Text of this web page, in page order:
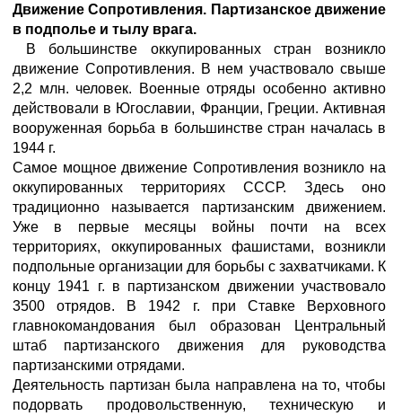
Движение Сопротивления. Партизанское движение
в подполье и тылу врага.
В большинстве оккупированных стран возникло
движение Сопротивления. В нем участвовало свыше
2,2 млн. человек. Военные отряды особенно активно
действовали в Югославии, Франции, Греции. Активная
вооруженная борьба в большинстве стран началась в
1944 г.
Самое мощное движение Сопротивления возникло на
оккупированных территориях СССР. Здесь оно
традиционно называется партизанским движением.
Уже в первые месяцы войны почти на всех
территориях, оккупированных фашистами, возникли
подпольные организации для борьбы с захватчиками. К
концу 1941 г. в партизанском движении участвовало
3500 отрядов. В 1942 г. при Ставке Верховного
главнокомандования был образован Центральный
штаб партизанского движения для руководства
партизанскими отрядами.
Деятельность партизан была направлена на то, чтобы
подорвать продовольственную, техническую и